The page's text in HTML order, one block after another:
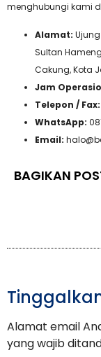
menghubungi kami
Alamat: Ujung
Sultan
Cakung, Kota
Jam
Telepon / Fax:
WhatsApp:
Email:
BAGIKAN
Alamat email
yang wajib